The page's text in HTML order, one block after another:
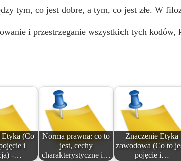
V
i
e
o
tym, co jest dobre, a tym, co jest złe. W
i przestrzeganie wszystkich tych
Etyka (Co
i
-…
Norma prawna: co to
jest, cechy
charakterystyczne i…
Znaczenie Etyka
zawodowa (Co to
pojęcie i…